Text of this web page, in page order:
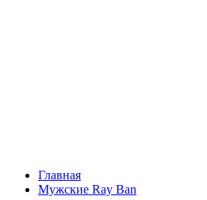
Главная
Мужские Ray Ban